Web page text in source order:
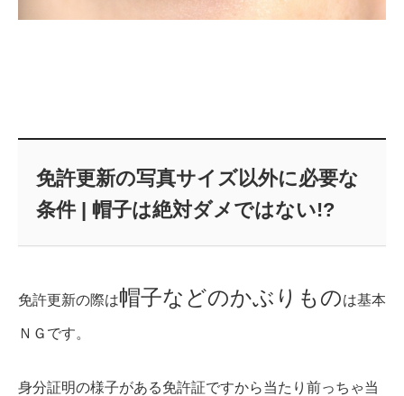
免許更新の写真サイズ以外に必要な
条件 | 帽子は絶対ダメではない!?
免許更新の際は帽子などのかぶりものは基本
ＮＧです。
身分証明の様子がある免許証ですから当たり前っちゃ当